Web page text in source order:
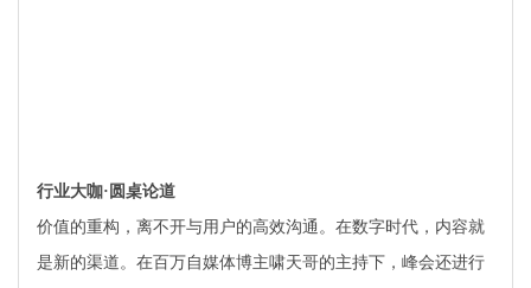
行业大咖·圆桌论道
价值的重构，离不开与用户的高效沟通。在数字时代，内容就
是新的渠道。在百万自媒体博主啸天哥的主持下，峰会还进行